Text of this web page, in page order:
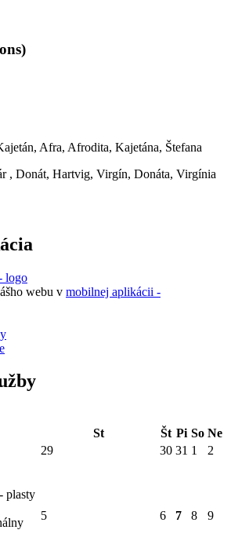
Afra, Afrodita, Kajetána, Štefana
, Donát, Hartvig, Virgín, Donáta, Virgínia
webu v mobilnej aplikácii -
St Št Pi So Ne
29 30 31 1 2
plasty
5 6 7 8 9